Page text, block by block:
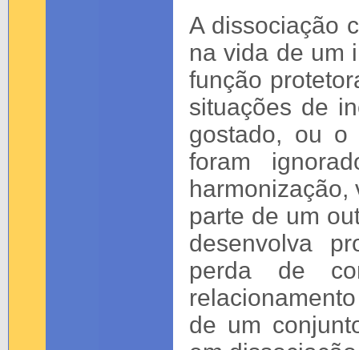
A dissociação
na vida de um
função
situações de
gostado, ou o
foram
harmonização,
parte de um
desenvolva
perda de
de um